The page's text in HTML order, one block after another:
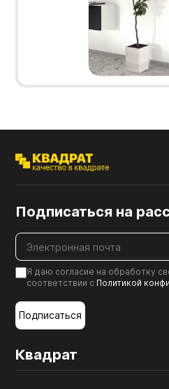
Квадрат
Подписаться на
Я даю согласие на обработку
соответствии с Политикой
Подписаться